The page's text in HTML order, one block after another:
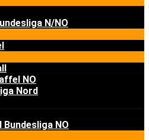
N/NO
NO
Nord
Bundesliga NO